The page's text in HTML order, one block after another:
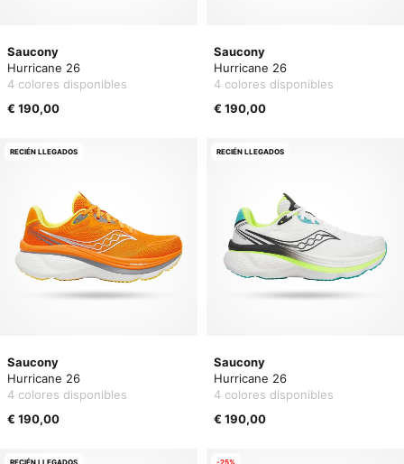
Saucony
Hurricane 26
4 colores disponibles
€ 190,00
Saucony
Hurricane 26
4 colores disponibles
€ 190,00
Saucony
Hurricane 26
4 colores disponibles
€ 190,00
RECIÉN LLEGADOS
Saucony
Hurricane 26
4 colores disponibles
€ 190,00
RECIÉN LLEGADOS
RECIÉN LLEGADOS -25%